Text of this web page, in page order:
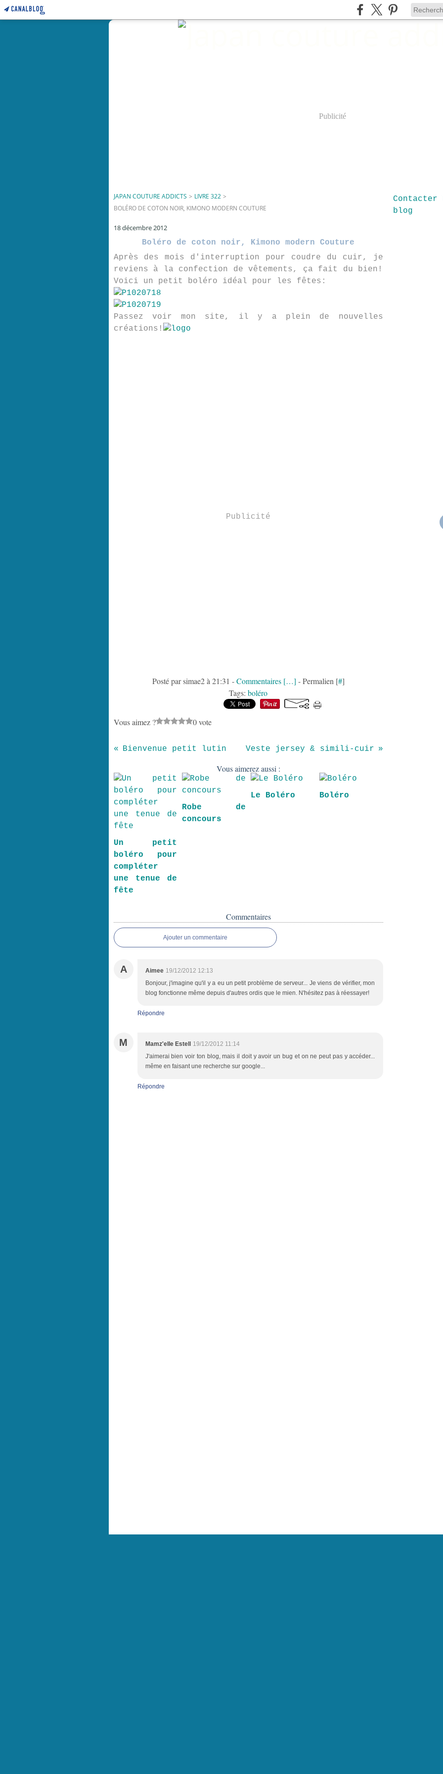
Publicité
JAPAN COUTURE ADDICTS > LIVRE 322 >
BOLÉRO DE COTON NOIR, KIMONO MODERN COUTURE
18 décembre 2012
Boléro de coton noir, Kimono modern Couture
Après des mois d'interruption pour coudre du cuir, je
reviens à la confection de vêtements, ça fait du bien!
Voici un petit boléro idéal pour les fêtes:
Passez voir mon site, il y a plein de nouvelles
créations!
Publicité
Posté par simae2 à 21:31 -Commentaires […] - Permalien [#]
Tags: boléro
Vous aimez ? 0 vote
Bienvenue petit lutin Veste jersey & simili-cuir
Vous aimerez aussi :
Un petit
boléro pour
compléter
une tenue de
fête
Robe de
concours
Le Boléro Boléro
Commentaires
Ajouter un commentaire
A Aimee 19/12/2012 12:13
Bonjour, j'imagine qu'il y a eu un petit problème de serveur... Je viens de vérifier, mon
blog fonctionne même depuis d'autres ordis que le mien. N'hésitez pas à réessayer!
Répondre
M Mamz'elle Estell
19/12/2012 11:14
J'aimerai bien voir ton blog, mais il doit y avoir un bug et on ne peut pas y accéder...
même en faisant une recherche sur google...
Répondre
blog